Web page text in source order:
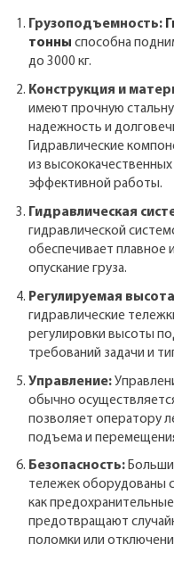
Грузоподъемность:
тонны способна
до 3000 кг.
Конструкция и
имеют прочную
надежность и
Гидравлические
из
эффективной работы.
Гидравлическая
гидравлической
обеспечивает плавное
опускание груза.
Регулируемая
гидравлические
регулировки высоты
требований задачи и
Управление:
обычно
позволяет оператору
подъема и
Безопасность:
тележек оборудованы
как
предотвращают
поломки или